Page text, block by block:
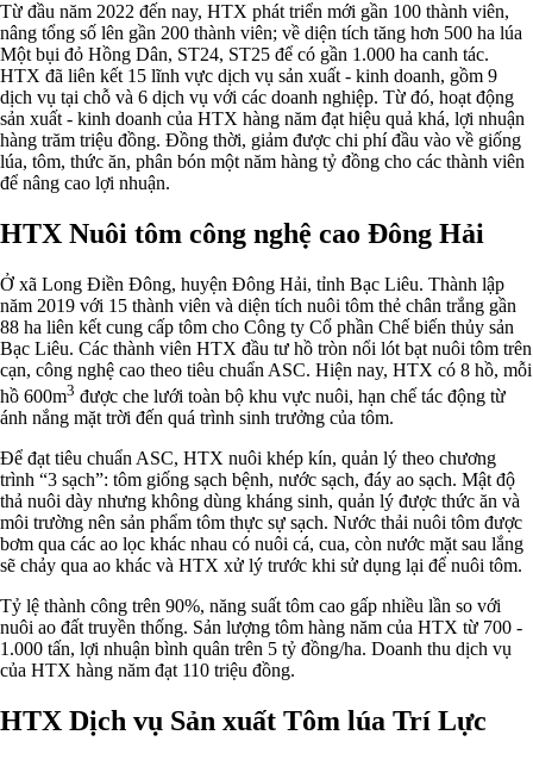
Từ đầu năm 2022 đến nay, HTX phát triển mới gần 100 thành viên,
nâng tổng số lên gần 200 thành viên; về diện tích tăng hơn 500 ha lúa
Một bụi đỏ Hồng Dân, ST24, ST25 để có gần 1.000 ha canh tác.
HTX đã liên kết 15 lĩnh vực dịch vụ sản xuất - kinh doanh, gồm 9
dịch vụ tại chỗ và 6 dịch vụ với các doanh nghiệp. Từ đó, hoạt động
sản xuất - kinh doanh của HTX hàng năm đạt hiệu quả khá, lợi nhuận
hàng trăm triệu đồng. Đồng thời, giảm được chi phí đầu vào về giống
lúa, tôm, thức ăn, phân bón một năm hàng tỷ đồng cho các thành viên
để nâng cao lợi nhuận.
HTX Nuôi tôm công nghệ cao Đông Hải
Ở xã Long Điền Đông, huyện Đông Hải, tỉnh Bạc Liêu. Thành lập
năm 2019 với 15 thành viên và diện tích nuôi tôm thẻ chân trắng gần
88 ha liên kết cung cấp tôm cho Công ty Cổ phần Chế biến thủy sản
Bạc Liêu. Các thành viên HTX đầu tư hồ tròn nổi lót bạt nuôi tôm trên
cạn, công nghệ cao theo tiêu chuẩn ASC. Hiện nay, HTX có 8 hồ, mỗi
hồ 600m3 được che lưới toàn bộ khu vực nuôi, hạn chế tác động từ
ánh nắng mặt trời đến quá trình sinh trưởng của tôm.
Để đạt tiêu chuẩn ASC, HTX nuôi khép kín, quản lý theo chương
trình “3 sạch”: tôm giống sạch bệnh, nước sạch, đáy ao sạch. Mật độ
thả nuôi dày nhưng không dùng kháng sinh, quản lý được thức ăn và
môi trường nên sản phẩm tôm thực sự sạch. Nước thải nuôi tôm được
bơm qua các ao lọc khác nhau có nuôi cá, cua, còn nước mặt sau lắng
sẽ chảy qua ao khác và HTX xử lý trước khi sử dụng lại để nuôi tôm.
Tỷ lệ thành công trên 90%, năng suất tôm cao gấp nhiều lần so với
nuôi ao đất truyền thống. Sản lượng tôm hàng năm của HTX từ 700 -
1.000 tấn, lợi nhuận bình quân trên 5 tỷ đồng/ha. Doanh thu dịch vụ
của HTX hàng năm đạt 110 triệu đồng.
HTX Dịch vụ Sản xuất Tôm lúa Trí Lực